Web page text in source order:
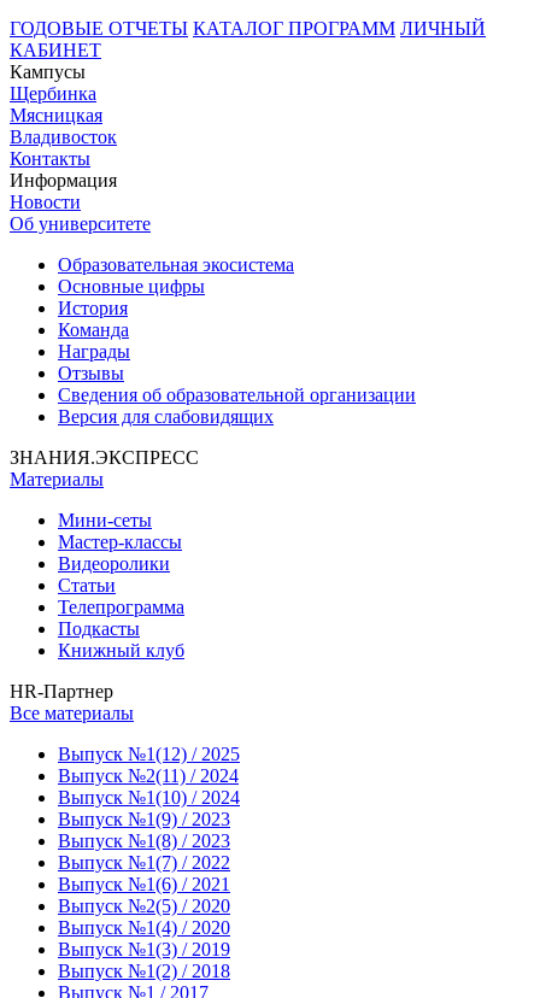
ГОДОВЫЕ ОТЧЕТЫ КАТАЛОГ ПРОГРАММ ЛИЧНЫЙ
КАБИНЕТ
Кампусы
Щербинка
Мясницкая
Владивосток
Контакты
Информация
Новости
Об университете
Образовательная экосистема
Основные цифры
История
Команда
Награды
Отзывы
Сведения об образовательной организации
Версия для слабовидящих
ЗНАНИЯ.ЭКСПРЕСС
Материалы
Мини-сеты
Мастер-классы
Видеоролики
Статьи
Телепрограмма
Подкасты
Книжный клуб
HR-Партнер
Все материалы
Выпуск №1(12) / 2025
Выпуск №2(11) / 2024
Выпуск №1(10) / 2024
Выпуск №1(9) / 2023
Выпуск №1(8) / 2023
Выпуск №1(7) / 2022
Выпуск №1(6) / 2021
Выпуск №2(5) / 2020
Выпуск №1(4) / 2020
Выпуск №1(3) / 2019
Выпуск №1(2) / 2018
Выпуск №1 / 2017